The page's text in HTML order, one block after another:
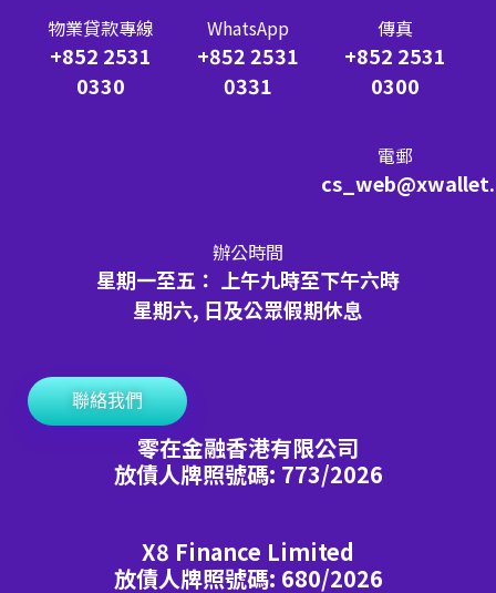
物業貸款專線
+852 2531
0330
WhatsApp
+852 2531
0331
傳真
+852 2531
0300
電郵
辦公時間
星期一至五： 上午九時至下午六時
星期六, 日及公眾假期休息
聯絡我們
零在金融香港有限公司
放債人牌照號碼: 773/2026
X8 Finance Limited
放債人牌照號碼: 680/2026